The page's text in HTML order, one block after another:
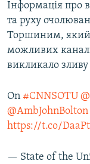
Інформація про
та руху
Торшиним, який
можливих
викликало
On #CNNSOTU
@AmbJohnBolton
https://t.co/
— State of the